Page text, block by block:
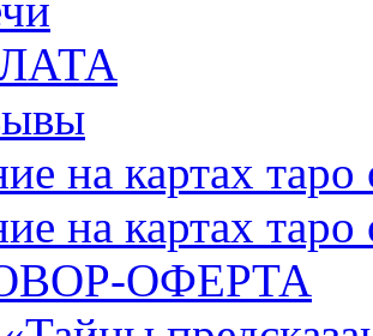
на картах
на картах
ОФЕРТА